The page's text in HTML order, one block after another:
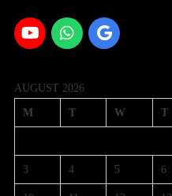
AUGUST 2026
M T W T
3 4 5 6